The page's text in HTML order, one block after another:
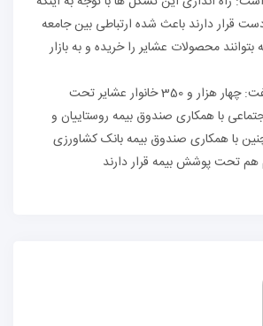
باعث شده ارتباطی بین جامعه
عشایر را خریده و به بازار
ابراهیمی در ادامه گفت: چهار هزار و 350 خانوار عشایر تحت
صندوق بیمه روستاییان و
صندوق بیمه بانک کشاورزی